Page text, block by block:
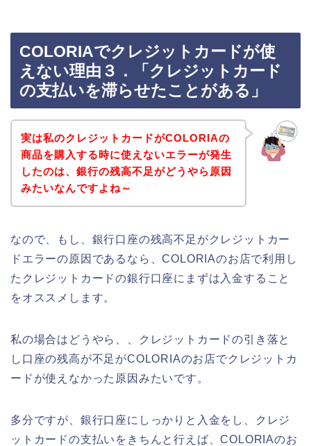
COLORIAでクレジットカードが使
えない理由３．「クレジットカード
の支払いを滞らせたことがある」
実は私のクレジットカードがCOLORIAの
商品を購入する時に使えないエラーが発生
したのは、銀行の残高不足がどうやら原因
みたいなんですよね～
なので、もし、銀行口座の残高不足がクレジットカー
ドエラーの原因であるなら、COLORIAのお店で利用し
たクレジットカードの銀行口座にまずは入金すること
をオススメします。
私の場合はどうやら、、クレジットカードの引き落と
し口座の残高が不足がCOLORIAのお店でクレジットカ
ードが使えなかった原因みたいです。
多分ですが、銀行口座にしっかりと入金をし、クレジ
ットカードの支払いをきちんと行えば、COLORIAのお